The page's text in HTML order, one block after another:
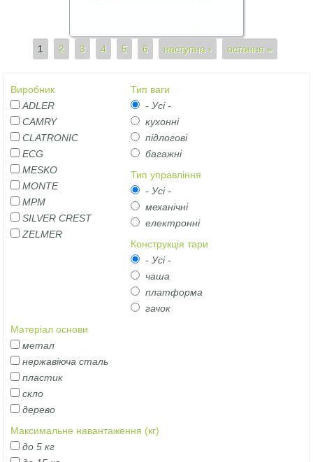
Сторінки
1 2 3 4 5 6 наступна › остання »
Виробник
ADLER
CAMRY
CLATRONIC
ECG
MESKO
MONTE
MPM
SILVER CREST
ZELMER
Тип ваги
- Усі -
кухонні
підлогові
багажні
Тип управління
- Усі -
механічні
електронні
Конструкція тари
- Усі -
чаша
платформа
гачок
Матеріал основи
метал
нержавіюча сталь
пластик
скло
дерево
Максимальне навантаження (кг)
до 5 кг